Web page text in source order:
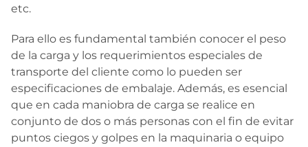
etc.
Para ello es fundamental también conocer el peso
de la carga y los requerimientos especiales de
transporte del cliente como lo pueden ser
especificaciones de embalaje. Además, es esencial
que en cada maniobra de carga se realice en
conjunto de dos o más personas con el fin de evitar
puntos ciegos y golpes en la maquinaria o equipo